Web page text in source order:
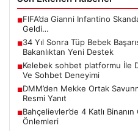
■FIFA’da Gianni Infantino
Geldi…
■34 Yıl Sonra Tüp Bebek
Bakanlıktan Yeni Destek
■Kelebek sohbet platformu İle
Ve Sohbet Deneyimi
■DMM’den Mekke Ortak
Resmi Yanıt
■Bahçelievler’de 4 Katlı
Önlemleri